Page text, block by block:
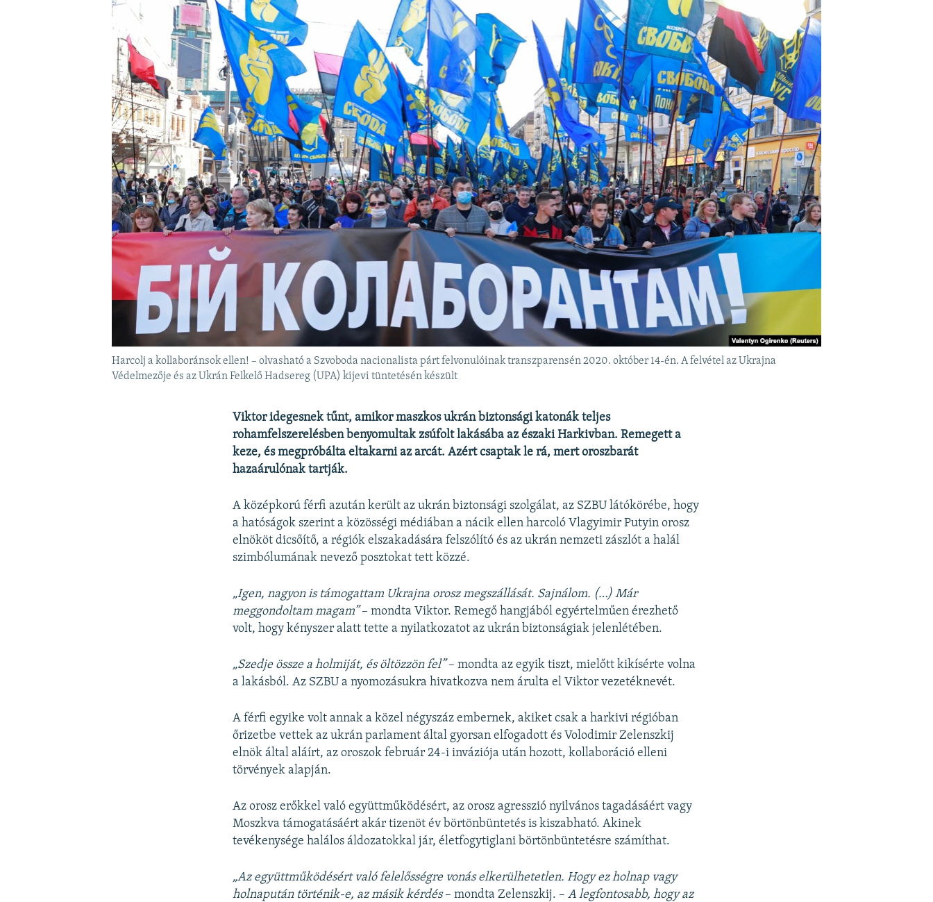
A MÚLT TANULSÁGAI
Harcolj a kollaboránsok ellen! – olvasható a Szvoboda nacionalista párt felvonulóinak transzparensén 2020. október 14-én. A felvétel az Ukrajna
Védelmezője és az Ukrán Felkelő Hadsereg (UPA) kijevi tüntetésén készült
Viktor idegesnek tűnt, amikor maszkos ukrán biztonsági katonák teljes
rohamfelszerelésben benyomultak zsúfolt lakásába az északi Harkivban. Remegett a
keze, és megpróbálta eltakarni az arcát. Azért csaptak le rá, mert oroszbarát
hazaárulónak tartják.
A középkorú férfi azután került az ukrán biztonsági szolgálat, az SZBU látókörébe, hogy
a hatóságok szerint a közösségi médiában a nácik ellen harcoló Vlagyimir Putyin orosz
elnököt dicsőítő, a régiók elszakadására felszólító és az ukrán nemzeti zászlót a halál
szimbólumának nevező posztokat tett közzé.
„Igen, nagyon is támogattam Ukrajna orosz megszállását. Sajnálom. (…) Már
meggondoltam magam”– mondta Viktor. Remegő hangjából egyértelműen érezhető
volt, hogy kényszer alatt tette a nyilatkozatot az ukrán biztonságiak jelenlétében.
„Szedje össze a holmiját, és öltözzön fel”– mondta az egyik tiszt, mielőtt kikísérte volna
a lakásból. Az SZBU a nyomozásukra hivatkozva nem árulta el Viktor vezetéknevét.
A férfi egyike volt annak a közel négyszáz embernek, akiket csak a harkivi régióban
őrizetbe vettek az ukrán parlament által gyorsan elfogadott és Volodimir Zelenszkij
elnök által aláírt, az oroszok február 24-i inváziója után hozott, kollaboráció elleni
törvények alapján.
Az orosz erőkkel való együttműködésért, az orosz agresszió nyilvános tagadásáért vagy
Moszkva támogatásáért akár tizenöt év börtönbüntetés is kiszabható. Akinek
tevékenysége halálos áldozatokkal jár, életfogytiglani börtönbüntetésre számíthat.
„Az együttműködésért való felelősségre vonás elkerülhetetlen. Hogy ez holnap vagy
holnapután történik-e, az másik kérdés– mondta Zelenszkij. –A legfontosabb, hogy az